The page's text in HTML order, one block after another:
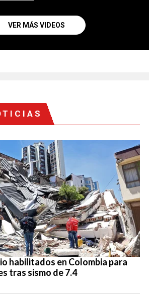
VER MÁS VIDEOS
habilitados en Colombia para
tras sismo de 7.4